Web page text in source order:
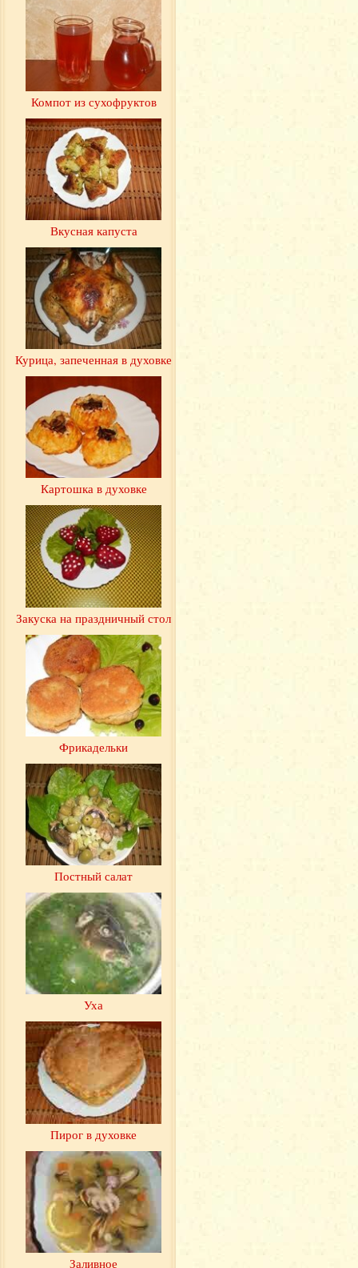
Компот из сухофруктов
Вкусная капуста
Курица, запеченная в духовке
Картошка в духовке
Закуска на праздничный стол
Фрикадельки
Постный салат
Уха
Пирог в духовке
Заливное